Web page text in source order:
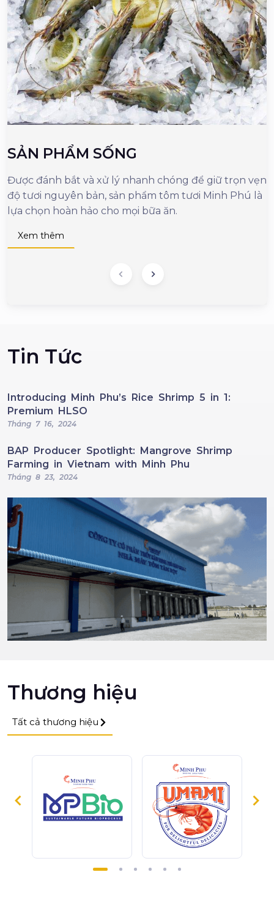
SẢN PHẨM SỐNG
Được đánh bắt và xử lý nhanh chóng để giữ trọn vẹn
độ tươi nguyên bản, sản phẩm tôm tươi Minh Phú là
lựa chọn hoàn hảo cho mọi bữa ăn.
Xem thêm
Tin Tức
Introducing Minh Phu’s Rice Shrimp 5 in 1:
Premium HLSO
Tháng 7 16, 2024
BAP Producer Spotlight: Mangrove Shrimp
Farming in Vietnam with Minh Phu
Tháng 8 23, 2024
Thương hiệu
Tất cả thương hiệu